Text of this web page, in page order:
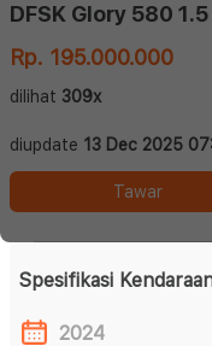
Rp. 195.000.000
dilihat 309x
diupdate 13 Dec 2025
Tawar
Spesifikasi
2024